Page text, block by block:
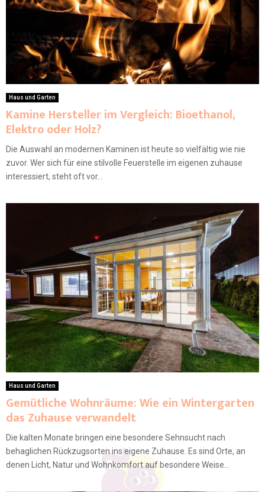
Haus und Garten
Kamine Hersteller im Vergleich: Bioethanol,
Elektro oder Holz?
Die Auswahl an modernen Kaminen ist heute so vielfältig wie nie
zuvor. Wer sich für eine stilvolle Feuerstelle im eigenen zuhause
interessiert, steht oft vor...
Haus und Garten
Gemütliche Wohnräume: Wie ein Wintergarten
das Zuhause verwandelt
Die kalten Monate bringen eine besondere Sehnsucht nach
behaglichen Rückzugsorten ins eigene Zuhause. Es sind Orte, an
denen Licht, Natur und Wohnkomfort auf besondere Weise...